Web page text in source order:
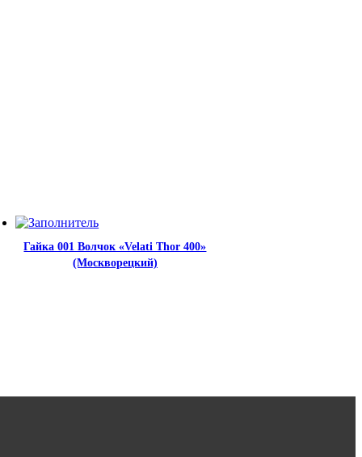
Гайка 001 Волчок «Velati Thor 400»
(Москворецкий)